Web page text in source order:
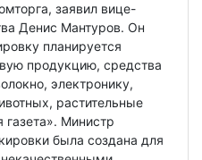
заявил вице-
Денис Мантуров. Он
планируется
продукцию, средства
электронику,
растительные
Министр
была создана для